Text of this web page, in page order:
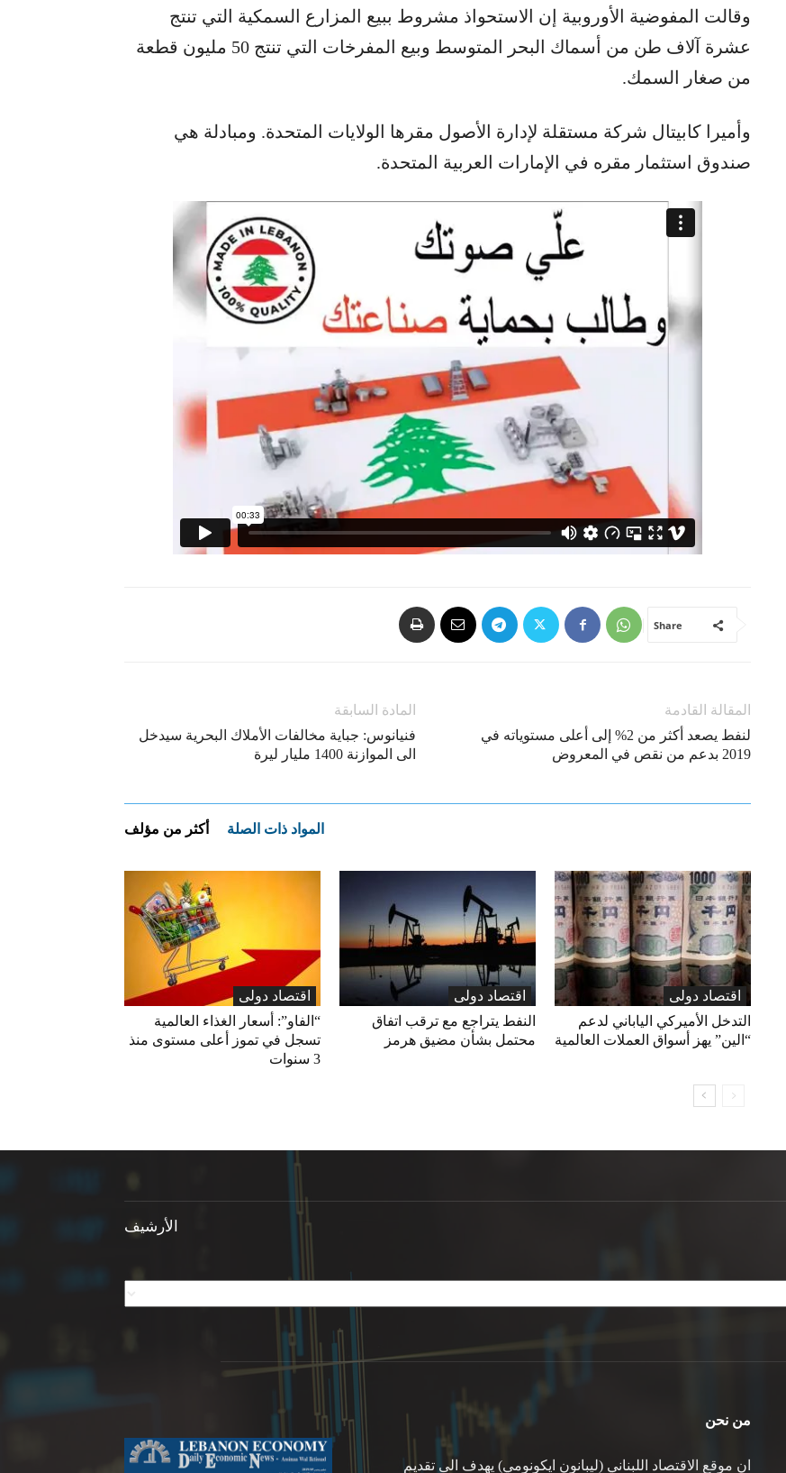
وقالت المفوضية الأوروبية إن الاستحواذ مشروط ببيع المزارع السمكية التي تنتج
عشرة آلاف طن من أسماك البحر المتوسط وبيع المفرخات التي تنتج 50 مليون قطعة
من صغار السمك.
وأميرا كابيتال شركة مستقلة لإدارة الأصول مقرها الولايات المتحدة. ومبادلة هي
صندوق استثمار مقره في الإمارات العربية المتحدة.
Share
المادة السابقة
فنيانوس: جباية مخالفات الأملاك البحرية سيدخل
الى الموازنة 1400 مليار ليرة
المقالة القادمة
لنفط يصعد أكثر من 2% إلى أعلى مستوياته في
2019 بدعم من نقص في المعروض
المواد ذات الصلة أكثر من مؤلف
اقتصاد دولی
“الفاو”: أسعار الغذاء العالمية
تسجل في تموز أعلى مستوى منذ
3 سنوات
اقتصاد دولی
النفط يتراجع مع ترقب اتفاق
محتمل بشأن مضيق هرمز
اقتصاد دولی
التدخل الأميركي الياباني لدعم
“الين” يهز أسواق العملات العالمية
الأرشيف
من نحن
ان موقع الاقتصاد اللبناني (ليبانون ايكونومي) يهدف الى تقديم